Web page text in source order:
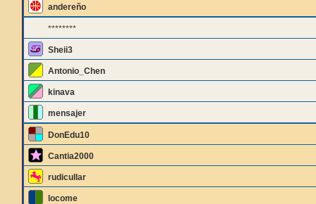
andereño
********
Sheii3
Antonio_Chen
kinava
mensajer
DonEdu10
Cantia2000
rudicullar
locome